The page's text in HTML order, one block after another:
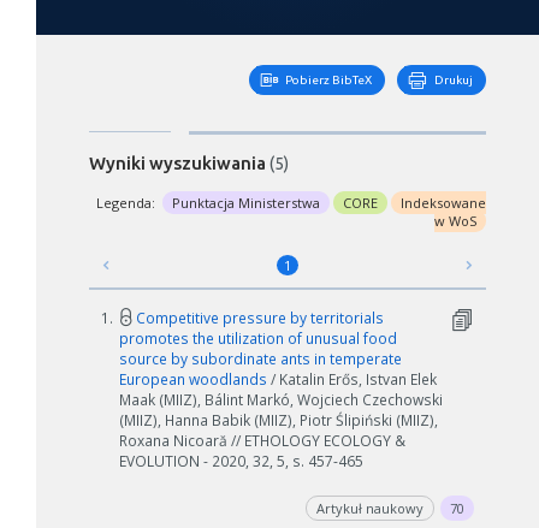
Pobierz BibTeX Drukuj
Wyniki wyszukiwania (5)
Legenda: Punktacja Ministerstwa CORE
Indeksowane
w WoS
1
1.
Competitive pressure by territorials
promotes the utilization of unusual food
source by subordinate ants in temperate
European woodlands / Katalin Erős, Istvan Elek
Maak (MIIZ), Bálint Markó, Wojciech Czechowski
(MIIZ), Hanna Babik (MIIZ), Piotr Ślipiński (MIIZ),
Roxana Nicoară // ETHOLOGY ECOLOGY &
EVOLUTION - 2020, 32, 5, s. 457-465
Artykuł naukowy 70